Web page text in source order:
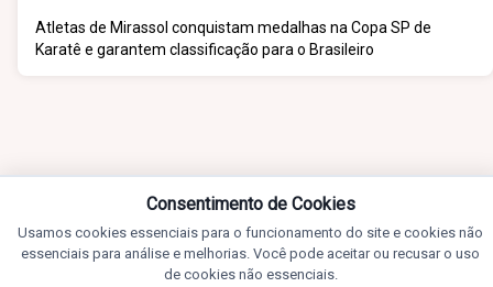
Atletas de Mirassol conquistam medalhas na Copa SP de
Karatê e garantem classificação para o Brasileiro
Consentimento de Cookies
Usamos cookies essenciais para o funcionamento do site e cookies não
essenciais para análise e melhorias. Você pode aceitar ou recusar o uso
de cookies não essenciais.